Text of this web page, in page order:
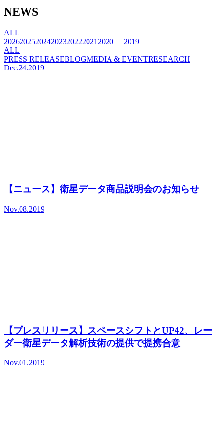
NEWS
ALL
202620252024202320222021 2020
2019
ALL
PRESS RELEASEBLOGMEDIA & EVENTRESEARCH
Dec.24.2019
【ニュース】衛星データ商品説明会のお知らせ
Nov.08.2019
【プレスリリース】スペースシフトとUP42、レー
ダー衛星データ解析技術の提供で提携合意
Nov.01.2019